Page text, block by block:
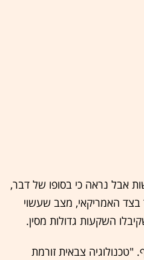
אבל נראה כי בסופו של דבר,
האמריקאי, מצב שעשוי
השקעות גדולות מסין.
"טכנולוגיה צבאית זורמת